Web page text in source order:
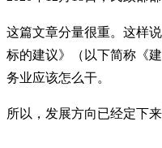
这篇文章分量很重。这样
标的建议》（以下简称《
务业应该怎么干。
所以，发展方向已经定下来